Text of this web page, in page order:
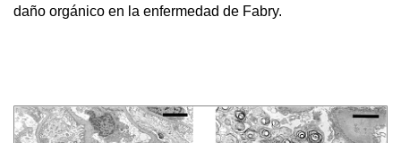
daño orgánico en la enfermedad de Fabry.